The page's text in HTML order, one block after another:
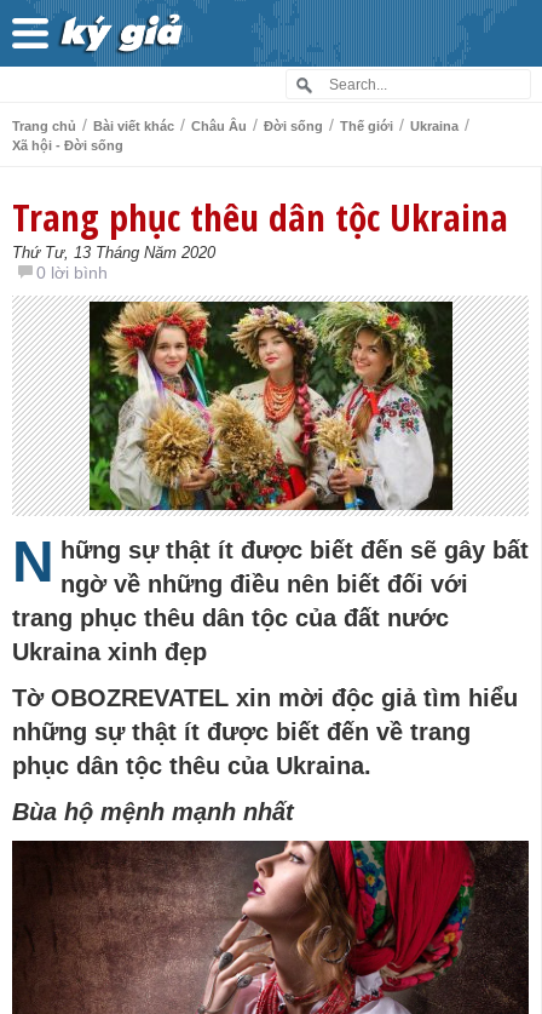
Trang chủ / Bài viết khác / Châu Âu / Đời sống / Thế giới / Ukraina /
Xã hội - Đời sống
Trang phục thêu dân tộc Ukraina
Thứ Tư, 13 Tháng Năm 2020
0 lời bình
N hững sự thật ít được biết đến sẽ gây bất
ngờ về những điều nên biết đối với
trang phục thêu dân tộc của đất nước
Ukraina xinh đẹp
Tờ OBOZREVATEL xin mời độc giả tìm hiểu
những sự thật ít được biết đến về trang
phục dân tộc thêu của Ukraina.
Bùa hộ mệnh mạnh nhất